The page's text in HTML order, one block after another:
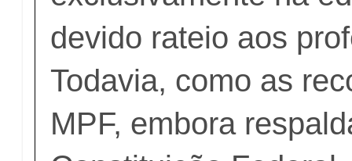
devido rateio aos
Todavia, como as
MPF, embora